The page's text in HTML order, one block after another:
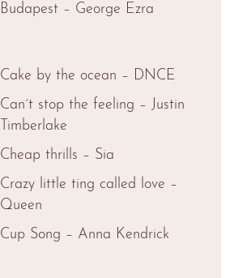
Budapest – George Ezra
Cake by the ocean – DNCE
Can´t stop the feeling – Justin
Timberlake
Cheap thrills – Sia
Crazy little ting called love –
Queen
Cup Song – Anna Kendrick